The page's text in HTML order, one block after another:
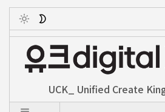
Toggle
UCK_ Unified Create